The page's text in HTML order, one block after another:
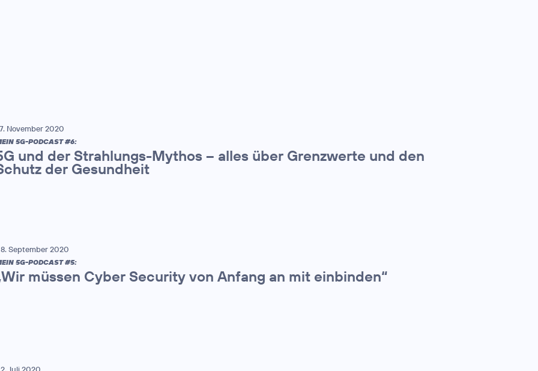
November 2020
5G-PODCAST #6:
und der Strahlungs-Mythos – alles über Grenzwerte und den
der Gesundheit
September 2020
5G-PODCAST #5:
müssen Cyber Security von Anfang an mit einbinden“